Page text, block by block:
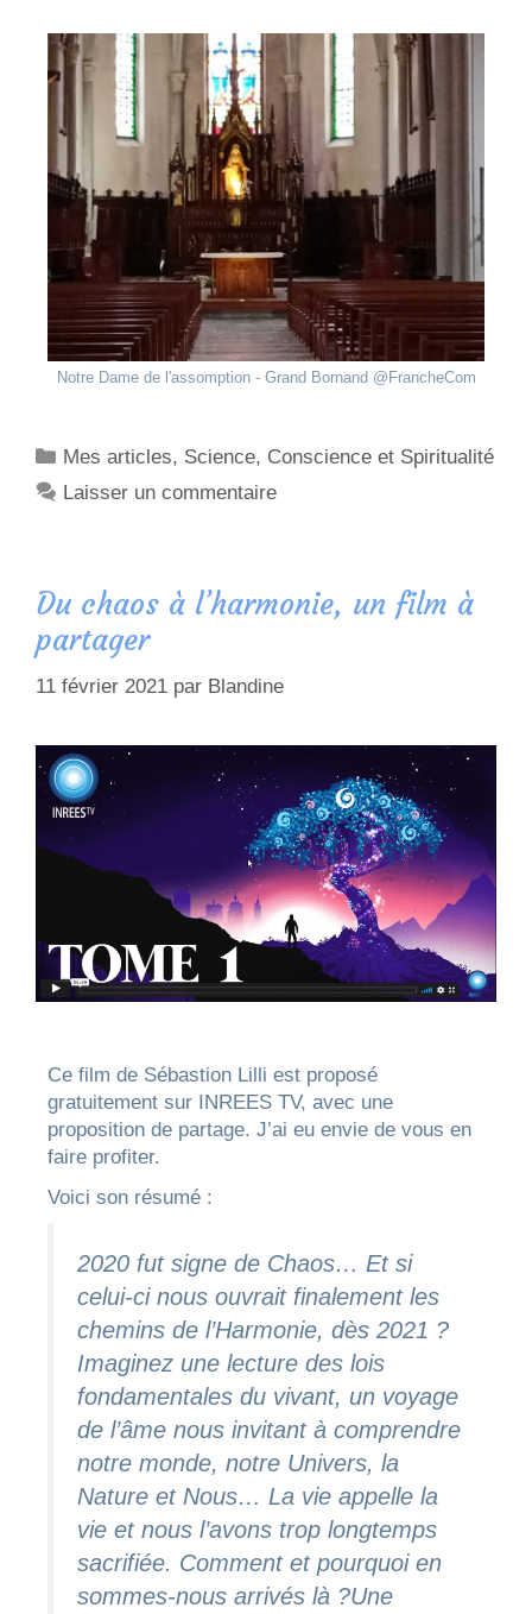
Notre Dame de l'assomption - Grand Bornand @FrancheCom
Mes articles, Science, Conscience et Spiritualité
Laisser un commentaire
Du chaos à l’harmonie, un film à
partager
11 février 2021 par Blandine
Ce film de Sébastion Lilli est proposé
gratuitement sur INREES TV, avec une
proposition de partage. J’ai eu envie de vous en
faire profiter.
Voici son résumé :
2020 fut signe de Chaos… Et si
celui-ci nous ouvrait finalement les
chemins de l’Harmonie, dès 2021 ?
Imaginez une lecture des lois
fondamentales du vivant, un voyage
de l’âme nous invitant à comprendre
notre monde, notre Univers, la
Nature et Nous… La vie appelle la
vie et nous l’avons trop longtemps
sacrifiée. Comment et pourquoi en
sommes-nous arrivés là ?Une